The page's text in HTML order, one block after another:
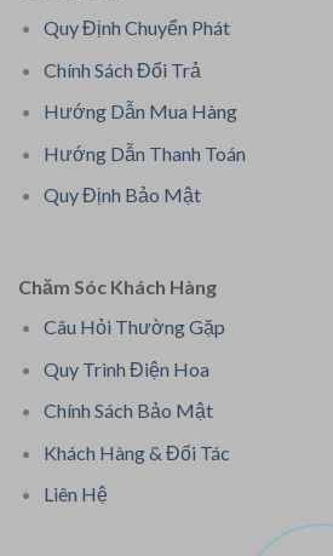
Quy Định Chuyển Phát
Chính Sách Đổi Trả
Hướng Dẫn Mua Hàng
Hướng Dẫn Thanh Toán
Quy Định Bảo Mật
Chăm Sóc Khách Hàng
Câu Hỏi Thường Gặp
Quy Trình Điện Hoa
Chính Sách Bảo Mật
Khách Hàng & Đối Tác
Liên Hệ